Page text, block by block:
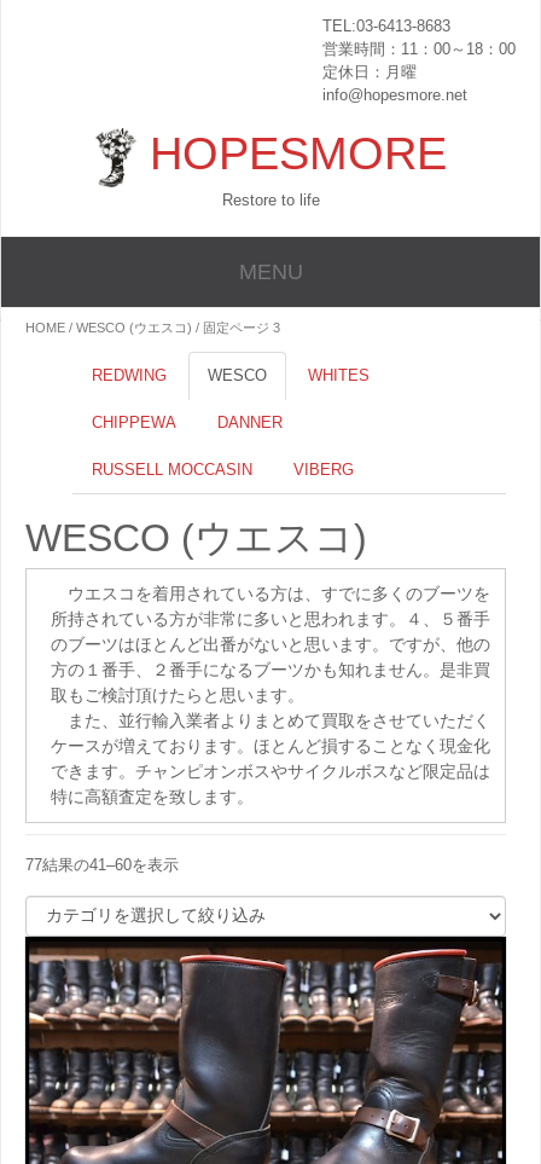
TEL:03-6413-8683
営業時間：11：00～18：00
定休日：月曜
info@hopesmore.net
HOPESMORE
Restore to life
MENU
HOME / WESCO (ウエスコ) / 固定ページ 3
REDWING WESCO WHITES
CHIPPEWA DANNER
RUSSELL MOCCASIN VIBERG
WESCO (ウエスコ)
ウエスコを着用されている方は、すでに多くのブーツを
所持されている方が非常に多いと思われます。４、５番手
のブーツはほとんど出番がないと思います。ですが、他の
方の１番手、２番手になるブーツかも知れません。是非買
取もご検討頂けたらと思います。
また、並行輸入業者よりまとめて買取をさせていただく
ケースが増えております。ほとんど損することなく現金化
できます。チャンピオンボスやサイクルボスなど限定品は
特に高額査定を致します。
77結果の41–60を表示